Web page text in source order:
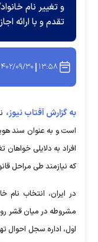
و تغییر نام
تقدم و با ارائه
۱۳:۵۸ ۱۴۰۲/۰۹/
به گزارش آفتاب نیوز،
است و به عنوان سند
افراد به دلایلی
که نیازمند طی مراحل
در ایران، انتخاب نام
مشروطه در میان قشر